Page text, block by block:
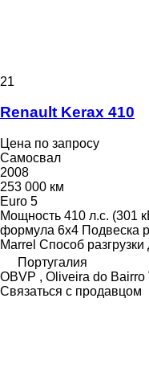
21
Renault Kerax 410
Цена по запросу
Самосвал
2008
253 000 км
Euro 5
Мощность 410 л.с. (301
формула 6x4 Подвеска
Marrel Способ разгрузки
Португалия
OBVP , Oliveira do
Связаться с продавцом